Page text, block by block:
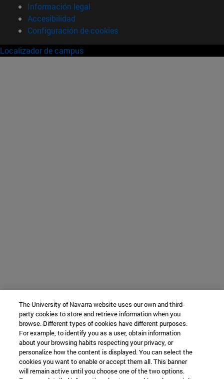
Información legal
Accesibilidad
Configuración de cookies
Localizador de campus
The University of Navarra website uses our own and third-
party cookies to store and retrieve information when you
browse. Different types of cookies have different purposes.
For example, to identify you as a user, obtain information
about your browsing habits respecting your privacy, or
personalize how the content is displayed. You can select the
cookies you want to enable or accept them all. This banner
will remain active until you choose one of the two options.